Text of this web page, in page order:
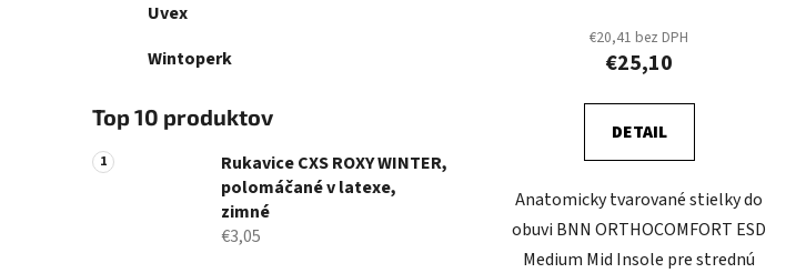
Uvex
Wintoperk
Top 10 produktov
Rukavice CXS ROXY WINTER,
polomáčané v latexe,
zimné
€3,05
€20,41 bez DPH
€25,10
DETAIL
Anatomicky tvarované stielky do
obuvi BNN ORTHOCOMFORT ESD
Medium Mid Insole pre strednú